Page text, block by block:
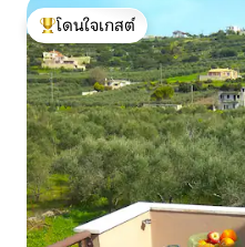
โดนใจเกสต์ที่สุด
โดนใจเกสต์